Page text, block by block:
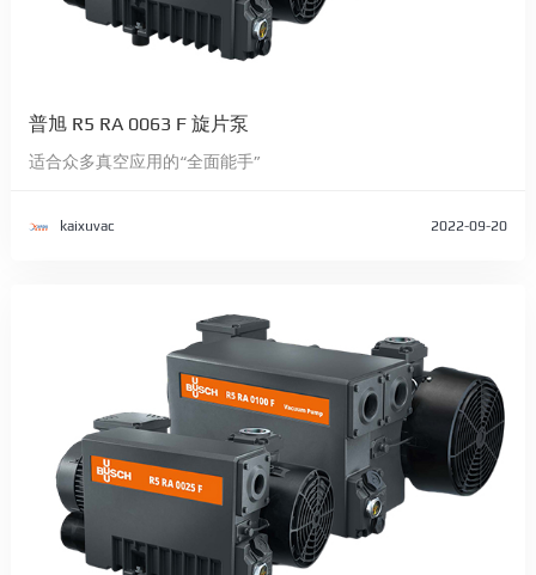
普旭 R5 RA 0063 F 旋片泵
适合众多真空应用的“全面能手”
kaixuvac 2022-09-20